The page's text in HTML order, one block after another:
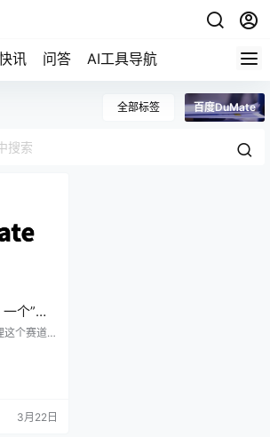
讯 问答 AI工具导航
全部标签 百度DuMate
个”越
理，能
个赛道真
我本
的那
一样。它
3月22日